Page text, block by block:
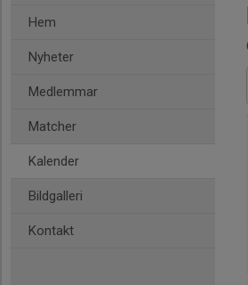
Hem
Nyheter
Medlemmar
Matcher
Kalender
Bildgalleri
Kontakt